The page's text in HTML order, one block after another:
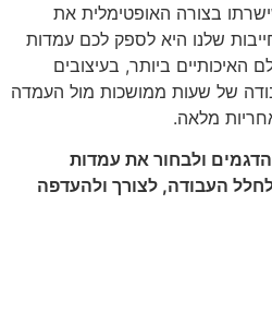
בצורה האופטימלית את
שלנו היא לספק לכם עמדות
האיכותיים ביותר, בעיצובים
של שעות ממושכות מול העמדה
מלאה.
הדגמים ולבחור את עמדות
העבודה, לצורך ולהעדפה